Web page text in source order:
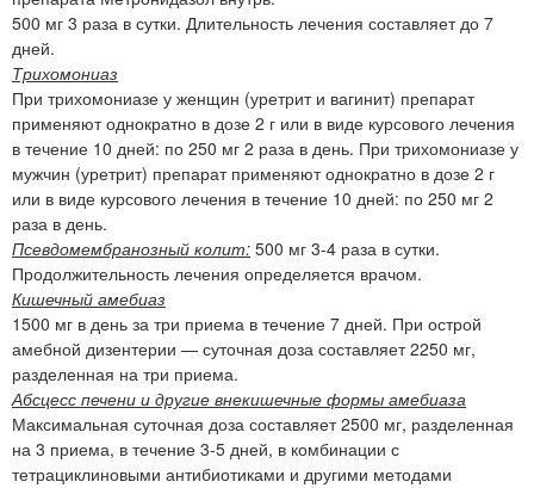
500 мг 3 раза в сутки. Длительность лечения составляет до 7
дней.
Трихомониаз
При трихомониазе у женщин (уретрит и вагинит) препарат
применяют однократно в дозе 2 г или в виде курсового лечения
в течение 10 дней: по 250 мг 2 раза в день. При трихомониазе у
мужчин (уретрит) препарат применяют однократно в дозе 2 г
или в виде курсового лечения в течение 10 дней: по 250 мг 2
раза в день.
Псевдомембранозный колит: 500 мг 3-4 раза в сутки.
Продолжительность лечения определяется врачом.
Кишечный амебиаз
1500 мг в день за три приема в течение 7 дней. При острой
амебной дизентерии — суточная доза составляет 2250 мг,
разделенная на три приема.
Абсцесс печени и другие внекишечные формы амебиаза
Максимальная суточная доза составляет 2500 мг, разделенная
на 3 приема, в течение 3-5 дней, в комбинации с
тетрациклиновыми антибиотиками и другими методами